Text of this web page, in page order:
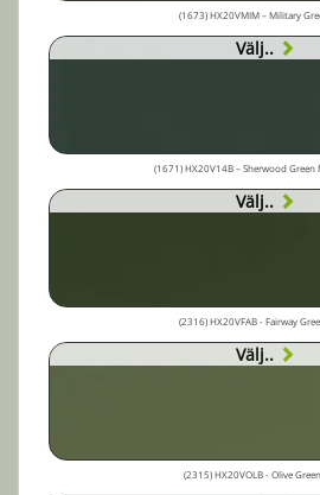
(1673) HX20VMIM – Military
Välj..
(1671) HX20V14B – Sherwood Green
Välj..
(2316) HX20VFAB - Fairway
Välj..
(2315) HX20VOLB - Olive